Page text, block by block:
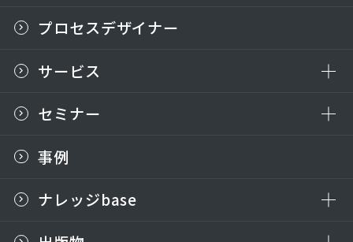
プロセスデザイナー
サービス
セミナー
事例
ナレッジbase